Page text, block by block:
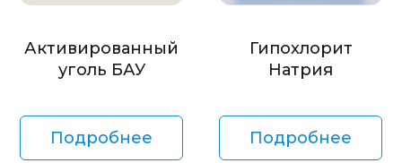
Активированный
уголь БАУ
Подробнее
Гипохлорит
Натрия
Подробнее